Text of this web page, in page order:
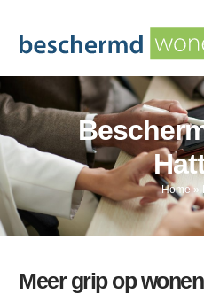
Home»
Meer grip op